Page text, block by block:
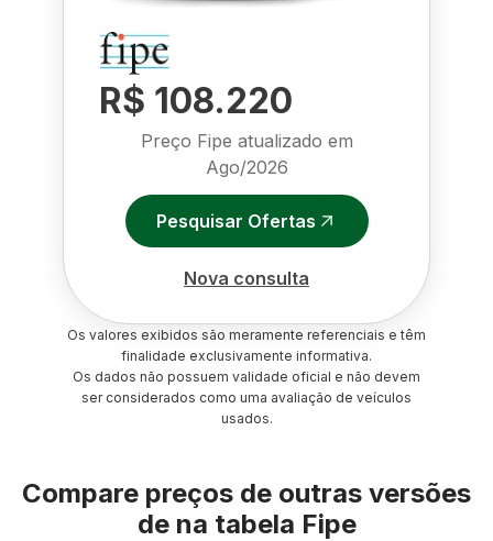
R$ 108.220
Preço Fipe atualizado em
Ago/2026
Pesquisar Ofertas
Nova consulta
Os valores exibidos são meramente referenciais e têm
finalidade exclusivamente informativa.
Os dados não possuem validade oficial e não devem
ser considerados como uma avaliação de veículos
usados.
Compare preços de outras versões
de na tabela Fipe